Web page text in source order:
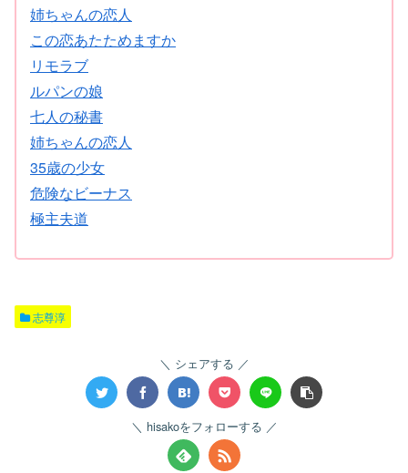
姉ちゃんの恋人
この恋あたためますか
リモラブ
ルパンの娘
七人の秘書
姉ちゃんの恋人
35歳の少女
危険なビーナス
極主夫道
志尊淳
シェアする
hisakoをフォローする